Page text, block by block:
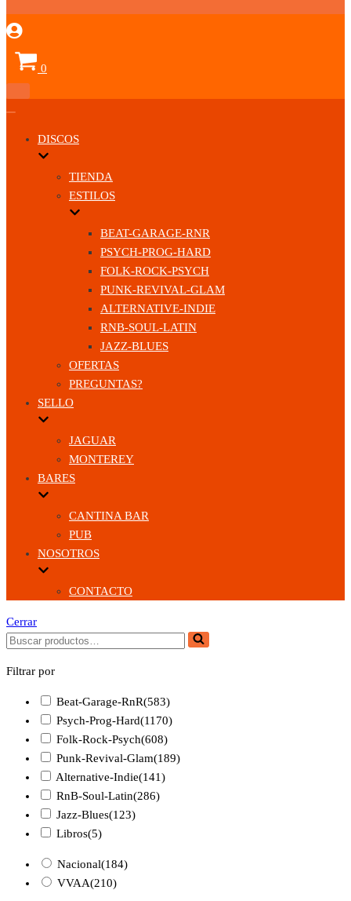
0
Menú
navegación
DISCOS
TIENDA
ESTILOS
BEAT-GARAGE-RNR
PSYCH-PROG-HARD
FOLK-ROCK-PSYCH
PUNK-REVIVAL-GLAM
ALTERNATIVE-INDIE
RNB-SOUL-LATIN
JAZZ-BLUES
OFERTAS
PREGUNTAS?
SELLO
JAGUAR
MONTEREY
BARES
CANTINA BAR
PUB
NOSOTROS
CONTACTO
Cerrar
Buscar...
Filtrar por
Beat-Garage-RnR(583)
Psych-Prog-Hard(1170)
Folk-Rock-Psych(608)
Punk-Revival-Glam(189)
Alternative-Indie(141)
RnB-Soul-Latin(286)
Jazz-Blues(123)
Libros(5)
Nacional(184)
VVAA(210)